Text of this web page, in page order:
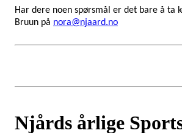
Har dere noen spørsmål er det bare å ta
Bruun på nora@njaard.no
Njårds årlige